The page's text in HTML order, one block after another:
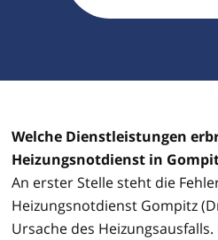
Welche Dienstleistungen
Heizungsnotdienst in
An erster Stelle steht die
Heizungsnotdienst Gompitz
Ursache des